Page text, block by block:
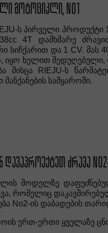
ᲛᲝᲢᲝᲪᲘᲙᲚᲘ, NO1
ს პირველი პროდუქტი
4T დამხმარე
სიჩქარით და 1 CV. მას
იყო ხელით
მისცა RIEJU-ს
სამყაროში.
ᲓᲐᲕᲐᲞᲠᲝᲔᲥᲢᲔᲗ ᲫᲠᲐᲕᲐ
მოდელზე
რომელიც
No2-ის დაბადების
ერთ-ერთი ყველაზე